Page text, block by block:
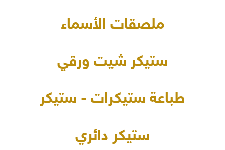
ملصقات الأسماء
ستيكر شيت ورقي
طباعة ستيكرات - ستيكر
ستيكر دائري